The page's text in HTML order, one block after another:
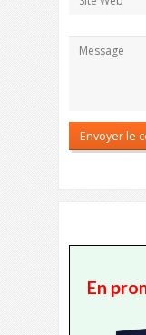
En